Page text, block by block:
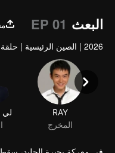
البعث EP 01
2026
| الصين الرئيسية | حلقة 40
RAY
المخرج
لي